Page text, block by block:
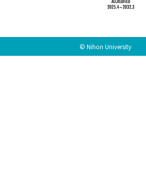
© Nihon University